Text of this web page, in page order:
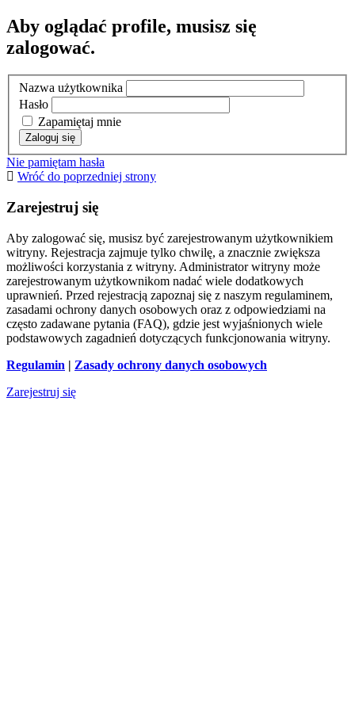
Aby oglądać profile, musisz się
zalogować.
Nazwa użytkownika
Hasło
Zapamiętaj mnie
Nie pamiętam hasła
Wróć do poprzedniej strony
Zarejestruj się
Aby zalogować się, musisz być zarejestrowanym użytkownikiem
witryny. Rejestracja zajmuje tylko chwilę, a znacznie zwiększa
możliwości korzystania z witryny. Administrator witryny może
zarejestrowanym użytkownikom nadać wiele dodatkowych
uprawnień. Przed rejestracją zapoznaj się z naszym regulaminem,
zasadami ochrony danych osobowych oraz z odpowiedziami na
często zadawane pytania (FAQ), gdzie jest wyjaśnionych wiele
podstawowych zagadnień dotyczących funkcjonowania witryny.
Regulamin | Zasady ochrony danych osobowych
Zarejestruj się